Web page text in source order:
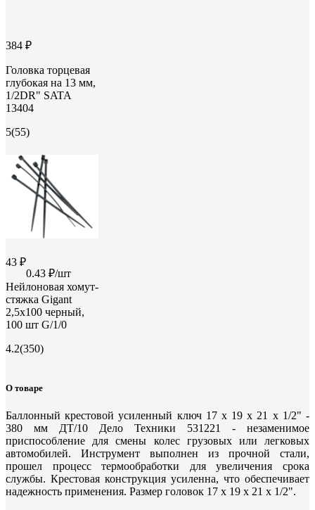
384 ₽
Головка торцевая
глубокая на 13 мм,
1/2DR" SATA
13404
5(55)
43 ₽
0.43 ₽/шт
Нейлоновая хомут-
стяжка Gigant
2,5х100 черный,
100 шт G/1/0
4.2(350)
О товаре
Баллонный крестовой усиленный ключ 17 х 19 х 21 х 1/2" -
380 мм ДТ/10 Дело Техники 531221 - незаменимое
приспособление для смены колес грузовых или легковых
автомобилей. Инструмент выполнен из прочной стали,
прошел процесс термообработки для увеличения срока
службы. Крестовая конструкция усиленна, что обеспечивает
надежность применения. Размер головок 17 х 19 х 21 х 1/2".